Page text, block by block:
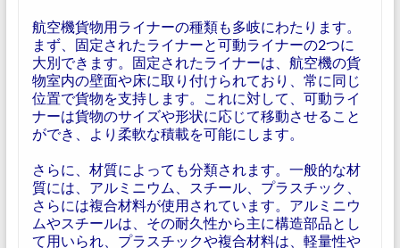
航空機貨物用ライナーの種類も多岐にわたります。
まず、固定されたライナーと可動ライナーの2つに
大別できます。固定されたライナーは、航空機の貨
物室内の壁面や床に取り付けられており、常に同じ
位置で貨物を支持します。これに対して、可動ライ
ナーは貨物のサイズや形状に応じて移動させること
ができ、より柔軟な積載を可能にします。
さらに、材質によっても分類されます。一般的な材
質には、アルミニウム、スチール、プラスチック、
さらには複合材料が使用されています。アルミニウ
ムやスチールは、その耐久性から主に構造部品とし
て用いられ、プラスチックや複合材料は、軽量性や